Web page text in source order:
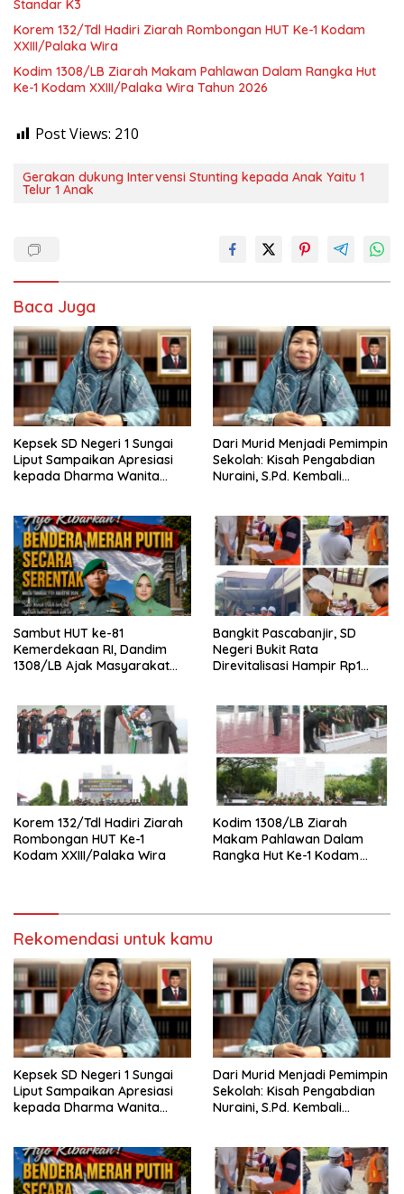
Standar K3
Korem 132/Tdl Hadiri Ziarah Rombongan HUT Ke-1 Kodam
XXIII/Palaka Wira
Kodim 1308/LB Ziarah Makam Pahlawan Dalam Rangka Hut
Ke-1 Kodam XXIII/Palaka Wira Tahun 2026
Post Views: 210
Gerakan dukung Intervensi Stunting kepada Anak Yaitu 1
Telur 1 Anak
Baca Juga
Kepsek SD Negeri 1 Sungai
Liput Sampaikan Apresiasi
kepada Dharma Wanita
Sekolah
Dari Murid Menjadi Pemimpin
Sekolah: Kisah Pengabdian
Nuraini, S.Pd. Kembali
Sambut HUT ke-81
Kemerdekaan RI, Dandim
1308/LB Ajak Masyarakat
Bangkit Pascabanjir, SD
Negeri Bukit Rata
Direvitalisasi Hampir Rp1
Standar K3
Korem 132/Tdl Hadiri Ziarah
Rombongan HUT Ke-1
Kodam XXIII/Palaka Wira
Kodim 1308/LB Ziarah
Makam Pahlawan Dalam
Rangka Hut Ke-1 Kodam
Rekomendasi untuk kamu
Kepsek SD Negeri 1 Sungai
Liput Sampaikan Apresiasi
kepada Dharma Wanita
Sekolah
Dari Murid Menjadi Pemimpin
Sekolah: Kisah Pengabdian
Nuraini, S.Pd. Kembali